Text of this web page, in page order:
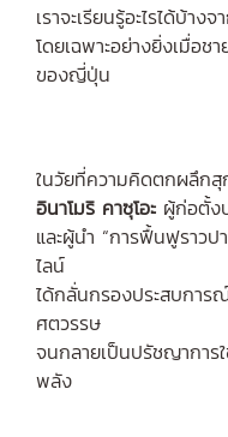
เราจะเรียนรู้อะไรได้บ้า
โดยเฉพาะอย่างยิ่งเมื่อ
ของญี่ปุ่น
ในวัยที่ความคิดตกผลึก
อินาโมริ คาซุโอะ ผู้ก่อตั้ง
และผู้นำ “การฟื้นฟูราวป
ไลน์
ได้กลั่นกรองประสบการ
ศตวรรษ
จนกลายเป็นปรัชญาการ
พลัง